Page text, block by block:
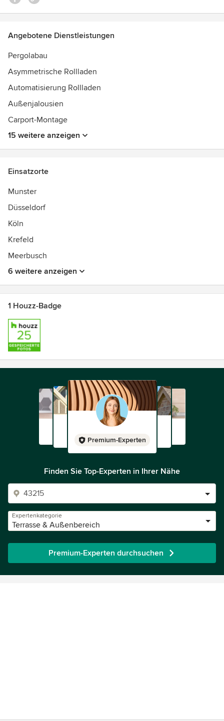
Angebotene Dienstleistungen
Pergolabau
Asymmetrische Rollladen
Automatisierung Rollladen
Außenjalousien
Carport-Montage
15 weitere anzeigen
Einsatzorte
Munster
Düsseldorf
Köln
Krefeld
Meerbusch
6 weitere anzeigen
1 Houzz-Badge
Premium-Experten
Finden Sie Top-Experten in Ihrer Nähe
Expertenkategorie
Terrasse & Außenbereich
Premium-Experten durchsuchen